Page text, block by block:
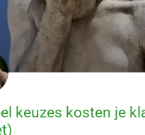
keuzes kosten je